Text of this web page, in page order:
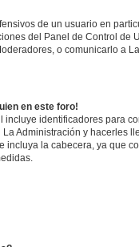
de un usuario en
del Panel de Control de
o comunicarlo a
en este foro!
incluye identificadores para
Administración y hacerles
incluya la cabecera, ya que